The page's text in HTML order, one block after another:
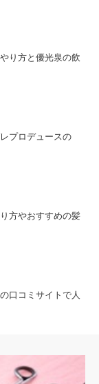
り方と優光泉の飲
プロデュースの
方やおすすめの髪
口コミサイトで人